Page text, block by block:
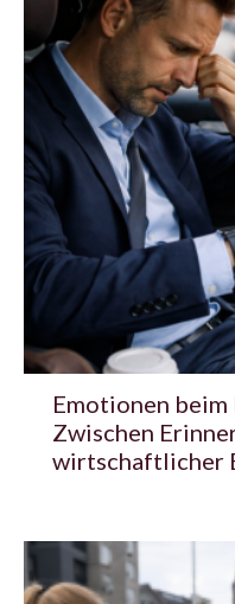
Emotionen
Zwischen
wirtschaftlicher